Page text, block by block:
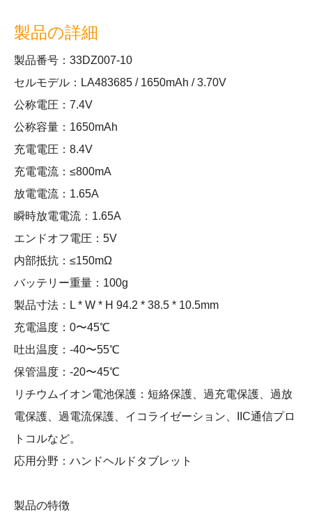
製品の詳細
製品番号：33DZ007-10
セルモデル：LA483685 / 1650mAh / 3.70V
公称電圧：7.4V
公称容量：1650mAh
充電電圧：8.4V
充電電流：≤800mA
放電電流：1.65A
瞬時放電電流：1.65A
エンドオフ電圧：5V
内部抵抗：≤150mΩ
バッテリー重量：100g
製品寸法：L * W * H 94.2 * 38.5 * 10.5mm
充電温度：0〜45℃
吐出温度：-40〜55℃
保管温度：-20〜45℃
リチウムイオン電池保護：短絡保護、過充電保護、過放
電保護、過電流保護、イコライゼーション、IIC通信プロ
トコルなど。
応用分野：ハンドヘルドタブレット
製品の特徴